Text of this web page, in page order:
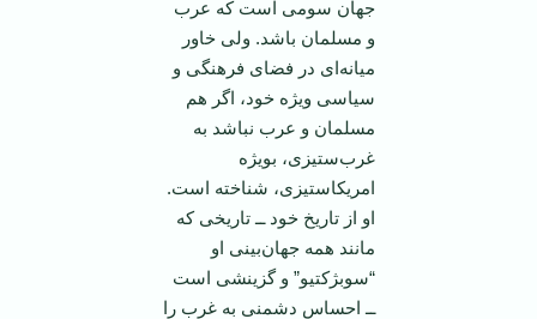
جهان سومی است كه عرب
و مسلمان باشد. ولی خاور
ميانه‌ای در فضای فرهنگی و
سياسی ‏ويژه خود، اگر هم
مسلمان و عرب نباشد به
غرب‌ستيزی، بويژه
امريكا‌ستيزی، شناخته است.
او از تاريخ ‏خود ــ تاريخی كه
مانند همه جهان‌بينی او
“سوبژكتيو” و گزينشی است
ــ احساس دشمنی به غرب را